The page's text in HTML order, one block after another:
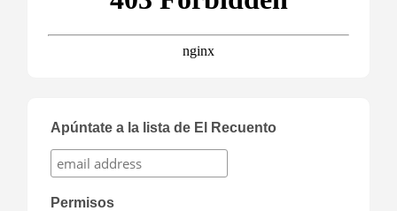
Apúntate a la lista de El Recuento
Permisos